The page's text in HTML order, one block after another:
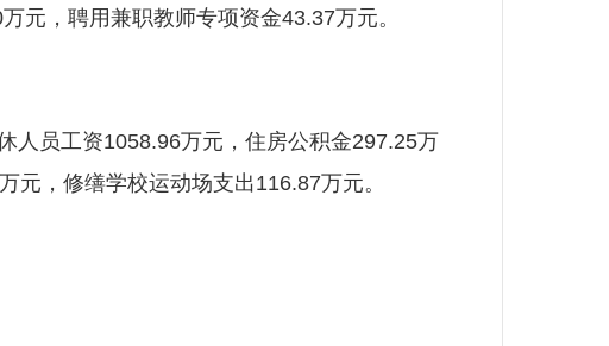
元，聘用兼职教师专项资金43.37万元。
员工资1058.96万元，住房公积金297.25万
，修缮学校运动场支出116.87万元。